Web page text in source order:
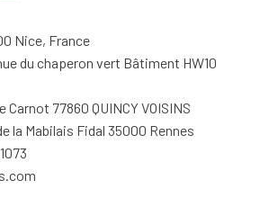
Nice, France
du chaperon vert Bâtiment HW10
Carnot 77860 QUINCY VOISINS
la Mabilais Fidal 35000 Rennes